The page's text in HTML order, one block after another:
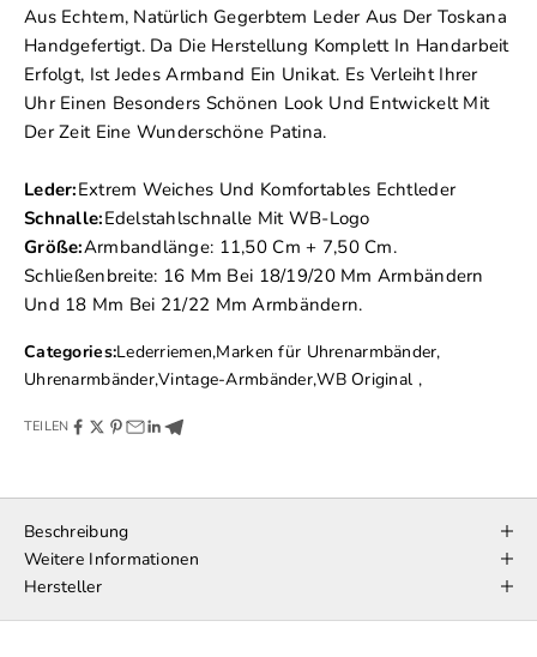
Aus Echtem, Natürlich Gegerbtem Leder Aus Der Toskana
Handgefertigt. Da Die Herstellung Komplett In Handarbeit
Erfolgt, Ist Jedes Armband Ein Unikat. Es Verleiht Ihrer
Uhr Einen Besonders Schönen Look Und Entwickelt Mit
Der Zeit Eine Wunderschöne Patina.
Leder:Extrem Weiches Und Komfortables Echtleder
Schnalle:Edelstahlschnalle Mit WB-Logo
Größe:Armbandlänge: 11,50 Cm + 7,50 Cm.
Schließenbreite: 16 Mm Bei 18/19/20 Mm Armbändern
Und 18 Mm Bei 21/22 Mm Armbändern.
Categories:Lederriemen,Marken für Uhrenarmbänder,
Uhrenarmbänder,Vintage-Armbänder,WB Original ,
TEILEN
Beschreibung
Weitere Informationen
Hersteller